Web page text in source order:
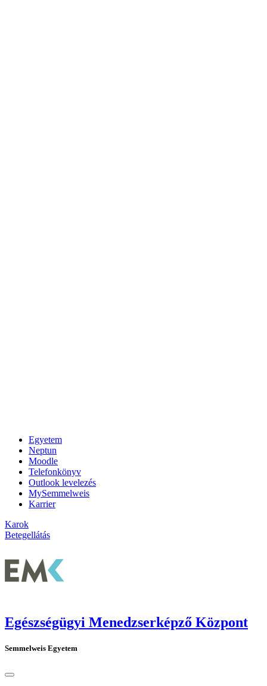
Egyetem
Neptun
Moodle
Telefonkönyv
Outlook levelezés
MySemmelweis
Karrier
Karok
Betegellátás
Egészségügyi Menedzserképző Központ
Semmelweis Egyetem